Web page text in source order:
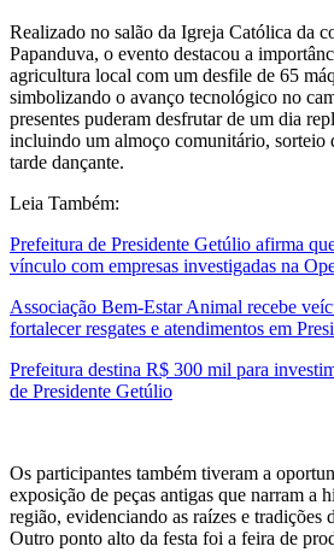
Realizado no salão da Igreja Católica da
Papanduva, o evento destacou a
agricultura local com um desfile de 65
simbolizando o avanço tecnológico no
presentes puderam desfrutar de um dia
incluindo um almoço comunitário, sorteio
tarde dançante.
Leia Também:
Prefeitura de Presidente Getúlio afirma
vínculo com empresas investigadas na
Associação Bem-Estar Animal recebe
fortalecer resgates e atendimentos em
Prefeitura destina R$ 300 mil para
de Presidente Getúlio
Os participantes também tiveram a
exposição de peças antigas que narram a
região, evidenciando as raízes e tradições
Outro ponto alto da festa foi a feira de